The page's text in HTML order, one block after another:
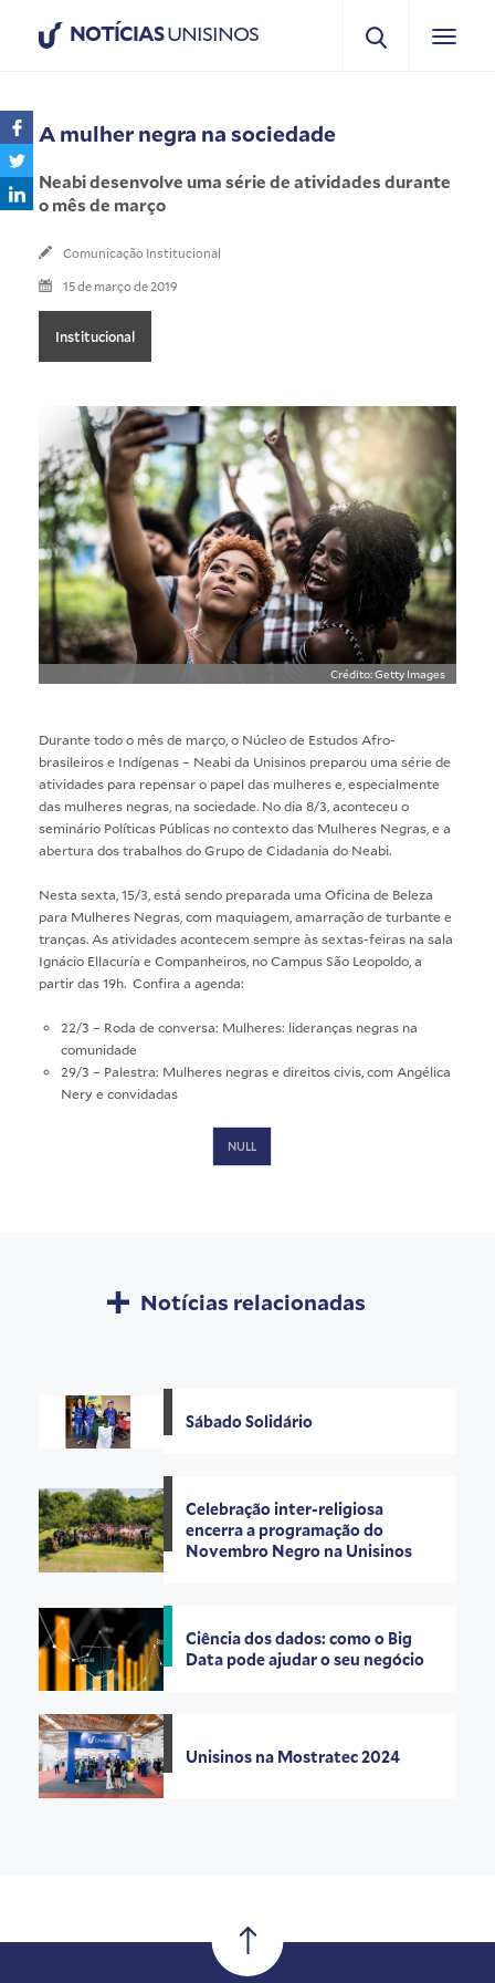
NOTÍCIASUNISINOS
A mulher negra na sociedade
Neabi desenvolve uma série de atividades durante
o mês de março
Comunicação Institucional
15 de março de 2019
Institucional
Crédito: Getty Images
Durante todo o mês de março, o Núcleo de Estudos Afro-
brasileiros e Indígenas – Neabi da Unisinos preparou uma série de
atividades para repensar o papel das mulheres e, especialmente
das mulheres negras, na sociedade. No dia 8/3, aconteceu o
seminário Políticas Públicas no contexto das Mulheres Negras, e a
abertura dos trabalhos do Grupo de Cidadania do Neabi.
Nesta sexta, 15/3, está sendo preparada uma Oficina de Beleza
para Mulheres Negras, com maquiagem, amarração de turbante e
tranças. As atividades acontecem sempre às sextas-feiras na sala
Ignácio Ellacuría e Companheiros, no Campus São Leopoldo, a
partir das 19h. Confira a agenda:
22/3 – Roda de conversa: Mulheres: lideranças negras na
comunidade
29/3 – Palestra: Mulheres negras e direitos civis, com Angélica
Nery e convidadas
NULL
Notícias relacionadas
Sábado Solidário
Celebração inter-religiosa
encerra a programação do
Novembro Negro na Unisinos
Ciência dos dados: como o Big
Data pode ajudar o seu negócio
Unisinos na Mostratec 2024